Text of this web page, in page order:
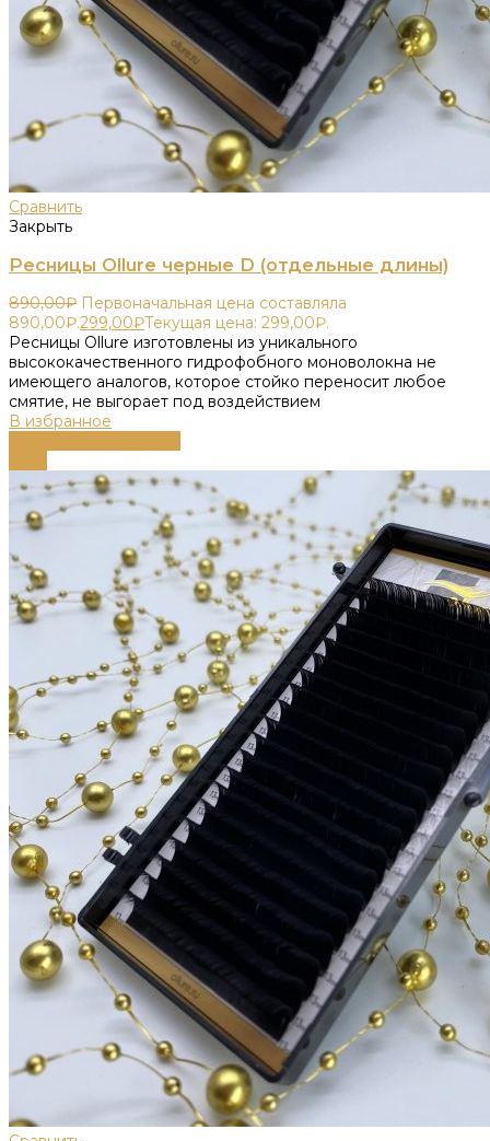
Сравнить
Закрыть
Ресницы Ollure черные D (отдельные длины)
890,00₽ Первоначальная цена составляла
890,00₽.299,00₽Текущая цена: 299,00₽.
Ресницы Ollure изготовлены из уникального
высококачественного гидрофобного моноволокна не
имеющего аналогов, которое стойко переносит любое
смятие, не выгорает под воздействием
В избранное